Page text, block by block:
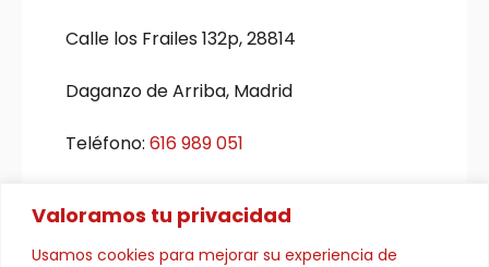
Valoramos tu privacidad
Usamos cookies para mejorar su experiencia de
Calle los Frailes 132p, 28814
Daganzo de Arriba, Madrid
Teléfono: 616 989 051